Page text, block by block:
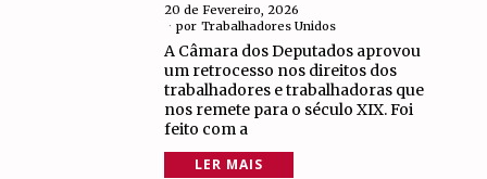
20 de Fevereiro, 2026
por Trabalhadores Unidos
A Câmara dos Deputados aprovou
um retrocesso nos direitos dos
trabalhadores e trabalhadoras que
nos remete para o século XIX. Foi
feito com a
LER MAIS